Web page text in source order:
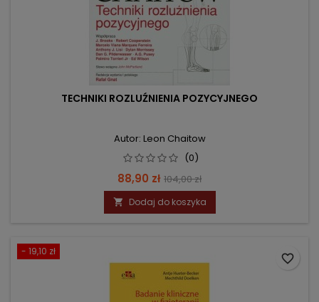
TECHNIKI ROZLUŹNIENIA POZYCYJNEGO
Autor: Leon Chaitow
(0)
Cena
88,90 zł Cena
podstawowa
104,00 zł
 Dodaj do koszyka
- 19,10 zł
favorite_border